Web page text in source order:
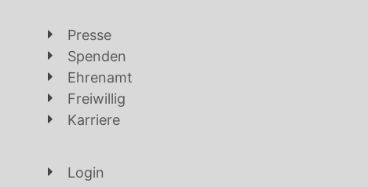
Presse
Spenden
Ehrenamt
Freiwillig
Karriere
Login